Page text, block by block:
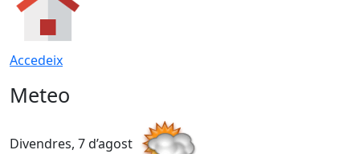
Accedeix
Meteo
Divendres, 7 d’agost